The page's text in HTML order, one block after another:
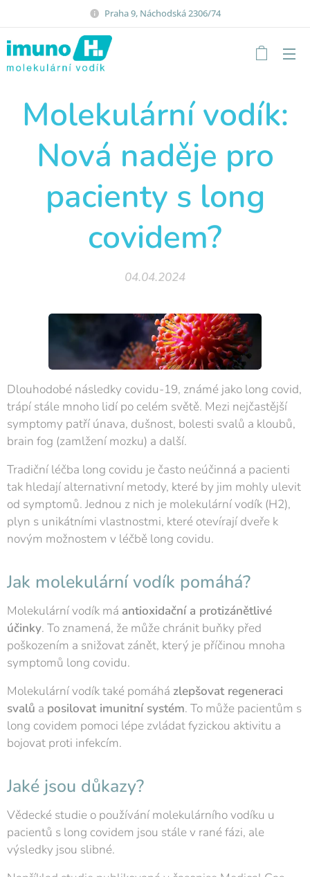
Praha 9, Náchodská 2306/74
Molekulární vodík:
Nová naděje pro
pacienty s long
covidem?
04.04.2024
Dlouhodobé následky covidu-19, známé jako long covid,
trápí stále mnoho lidí po celém světě. Mezi nejčastější
symptomy patří únava, dušnost, bolesti svalů a kloubů,
brain fog (zamlžení mozku) a další.
Tradiční léčba long covidu je často neúčinná a pacienti
tak hledají alternativní metody, které by jim mohly ulevit
od symptomů. Jednou z nich je molekulární vodík (H2),
plyn s unikátními vlastnostmi, které otevírají dveře k
novým možnostem v léčbě long covidu.
Jak molekulární vodík pomáhá?
Molekulární vodík má antioxidační a protizánětlivé
účinky. To znamená, že může chránit buňky před
poškozením a snižovat zánět, který je příčinou mnoha
symptomů long covidu.
Molekulární vodík také pomáhá zlepšovat regeneraci
svalů a posilovat imunitní systém. To může pacientům s
long covidem pomoci lépe zvládat fyzickou aktivitu a
bojovat proti infekcím.
Jaké jsou důkazy?
Vědecké studie o používání molekulárního vodíku u
pacientů s long covidem jsou stále v rané fázi, ale
výsledky jsou slibné.